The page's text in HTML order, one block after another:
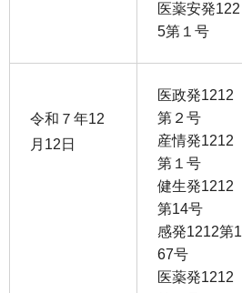
医薬安発122
5第１号
令和７年12
月12日
医政発1212
第２号
産情発1212
第１号
健生発1212
第14号
感発1212第1
67号
医薬発1212